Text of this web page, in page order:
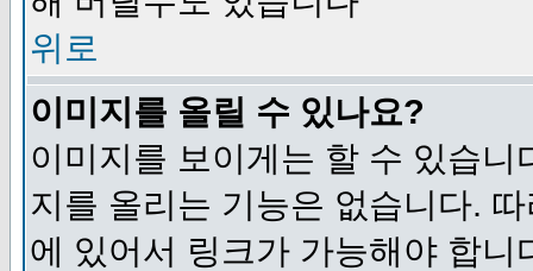
위로
이미지를 올릴 수 있나요?
이미지를 보이게는 할 수 있습
지를 올리는 기능은 없습니다.
에 있어서 링크가 가능해야 합